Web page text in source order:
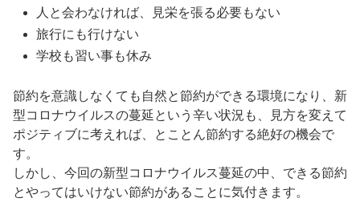
人と会わなければ、見栄を張る必要もない
旅行にも行けない
学校も習い事も休み
節約を意識しなくても自然と節約ができる環境になり、新
型コロナウイルスの蔓延という辛い状況も、見方を変えて
ポジティブに考えれば、とことん節約する絶好の機会で
す。
しかし、今回の新型コロナウイルス蔓延の中、できる節約
とやってはいけない節約があることに気付きます。